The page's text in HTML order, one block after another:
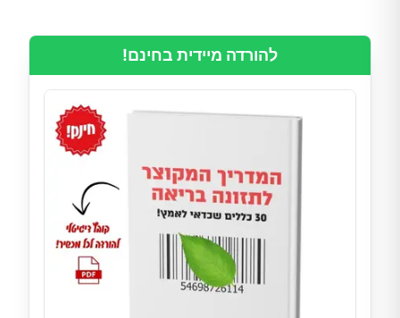
להורדה מיידית בחינם!